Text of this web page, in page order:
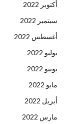
أكتوبر 2022
سبتمبر 2022
أغسطس 2022
يوليو 2022
يونيو 2022
مايو 2022
أبريل 2022
مارس 2022